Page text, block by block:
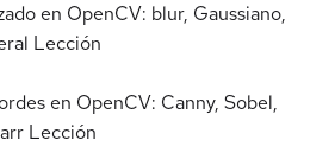
en OpenCV: blur, Gaussiano,
Lección
en OpenCV: Canny, Sobel,
Lección